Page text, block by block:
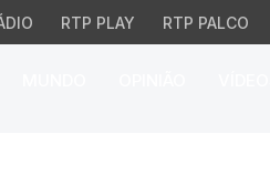
RTP PLAY RTP PALCO
oposição